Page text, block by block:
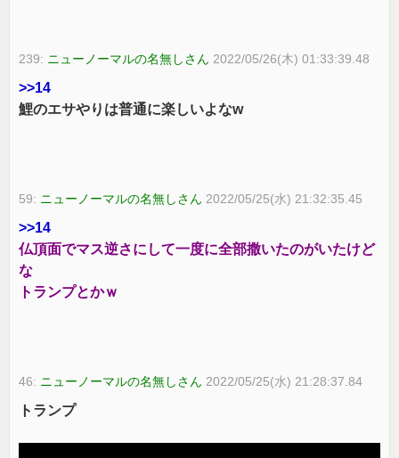
239: ニューノーマルの名無しさん 2022/05/26(木) 01:33:39.48
>>14
鯉のエサやりは普通に楽しいよなw
59: ニューノーマルの名無しさん 2022/05/25(水) 21:32:35.45
>>14
仏頂面でマス逆さにして一度に全部撒いたのがいたけど
な
トランプとかｗ
46: ニューノーマルの名無しさん 2022/05/25(水) 21:28:37.84
トランプ